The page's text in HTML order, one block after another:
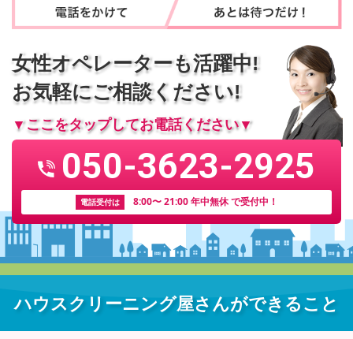
女性オペレーターも活躍中!
お気軽にご相談ください!
▼ここをタップしてお電話ください▼
050-3623-2925
電話受付は 8:00〜 21:00 年中無休 で受付中！
ハウスクリーニング屋さんができること